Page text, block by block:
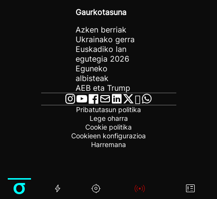
Gaurkotasuna
Azken berriak
Ukrainako gerra
Euskadiko lan
egutegia 2026
Eguneko
albisteak
AEB eta Trump
Pribatutasun politika
Lege oharra
Cookie politika
Cookieen konfigurazioa
Harremana